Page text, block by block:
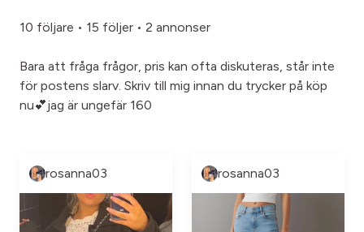
10 följare • 15 följer • 2 annonser
Bara att fråga frågor, pris kan ofta diskuteras, står inte
för postens slarv. Skriv till mig innan du trycker på köp
nu💕jag är ungefär 160
rosanna03 rosanna03